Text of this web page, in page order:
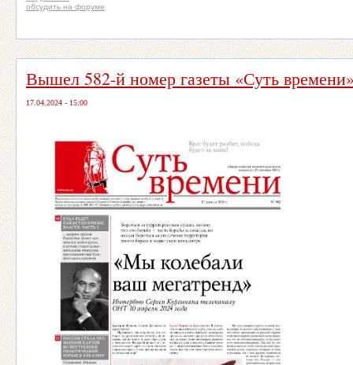
обсудить на форуме
Вышел 582-й номер газеты «Суть
17.04.2024 - 15:00